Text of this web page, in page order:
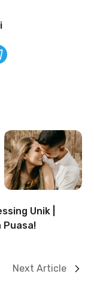
Unik |
Puasa!
Next Article